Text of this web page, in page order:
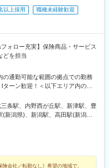
営業経験がない方でも活躍いた
知識、代理店コンサルティングの
でいただきます。
た、チーム制を導入していますの
キャリア：
ただくことはなく、個人営業への
担当者に自分の代わりに営業をし
響力を与えることができます。
地域などに関わらず、実績とプ
30代で支社長に昇格した社員や
ます。また社内公募制度を通じ
以上採用
職種未経験歓迎
ォロー充実】保険商品・サービス
どを担当
の通勤可能な範囲の拠点での勤務
ーン歓迎！＜以下エリア内の郵
ビス部＞■信越エリア：新潟県、長
県、福井県※基本的にスクーター
営業※配属先のかんぽサービス部
育児等の家庭事情があり、参加
ムとなります■受動喫煙対策：屋
条駅、内野西が丘駅、新津駅、豊
(新潟県)、新潟駅、高田駅(新潟
)、上田駅、信州中野駅、北中込
本駅、飯田駅(長野県)、上諏訪
スベイ前駅、砺波駅、北鉄金沢
険会社／転勤なし》希望の地域で、